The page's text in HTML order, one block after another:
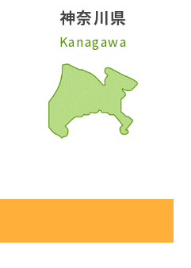
神奈川県
Kanagawa